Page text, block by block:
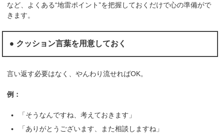
など、よくある“地雷ポイント”を把握しておくだけで心の準備がで
きます。
● クッション言葉を用意しておく
言い返す必要はなく、やんわり流せればOK。
例：
「そうなんですね、考えておきます」
「ありがとうございます、また相談しますね」